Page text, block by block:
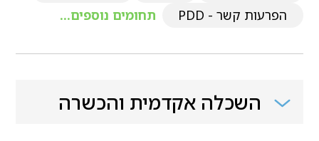
הפרעות קשר - PDD
תחומים נוספים...
השכלה אקדמית והכשרה